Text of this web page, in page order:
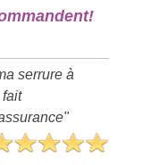
serrure à
fait